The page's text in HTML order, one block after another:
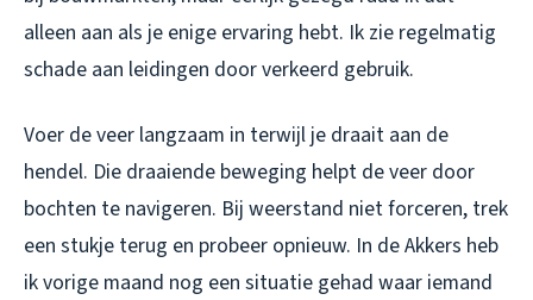
alleen aan als je enige ervaring hebt. Ik zie regelmatig
schade aan leidingen door verkeerd gebruik.
Voer de veer langzaam in terwijl je draait aan de
hendel. Die draaiende beweging helpt de veer door
bochten te navigeren. Bij weerstand niet forceren, trek
een stukje terug en probeer opnieuw. In de Akkers heb
ik vorige maand nog een situatie gehad waar iemand